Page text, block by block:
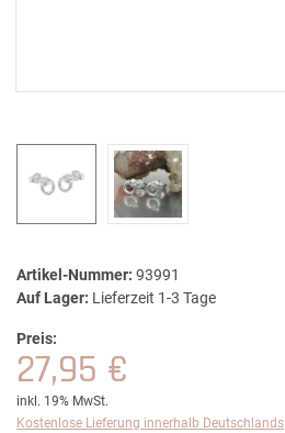
Artikel-Nummer: 93991
Auf Lager: Lieferzeit 1-3 Tage
Preis:
27,95 €
inkl. 19% MwSt.
Kostenlose Lieferung innerhalb Deutschlands